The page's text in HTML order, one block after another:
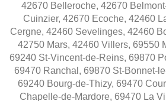
42670 Belleroche, 42670
Cuinzier, 42670 Ecoche, 42460
Cergne, 42460 Sevelinges, 42460
42750 Mars, 42460 Villers, 69550
69240 St-Vincent-de-Reins, 69870
69470 Ranchal, 69870 St-Bonnet-
69240 Bourg-de-Thizy, 69470
Chapelle-de-Mardore, 69470 La